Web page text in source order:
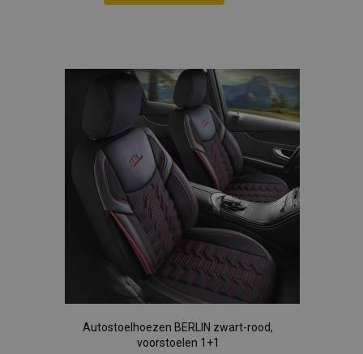
aan
verlanglijst
Autostoelhoezen BERLIN zwart-rood,
voorstoelen 1+1